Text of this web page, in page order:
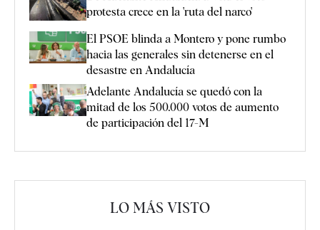
protesta crece en la 'ruta del narco'
El PSOE blinda a Montero y pone rumbo
hacia las generales sin detenerse en el
desastre en Andalucía
Adelante Andalucía se quedó con la
mitad de los 500.000 votos de aumento
de participación del 17-M
LO MÁS VISTO